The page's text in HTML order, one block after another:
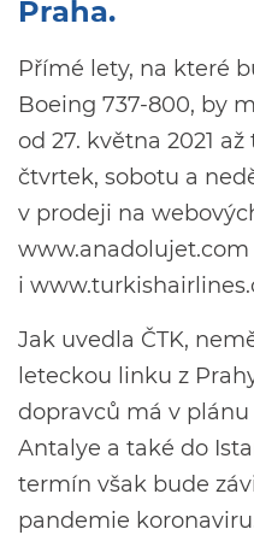
Praha.
Přímé lety, na které
Boeing 737-800, by
od 27. května 2021
čtvrtek, sobotu a
v prodeji na
www.anadolujet.com
i
Jak uvedla ČTK,
leteckou linku z
dopravců má v
Antalye a také do
termín však bude
pandemie